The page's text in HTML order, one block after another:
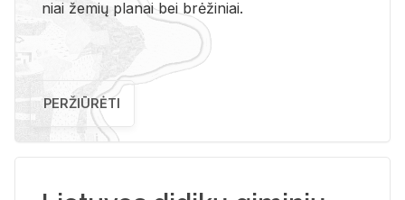
niai že­mių pla­nai bei brė­ži­niai.
PERŽIŪRĖTI